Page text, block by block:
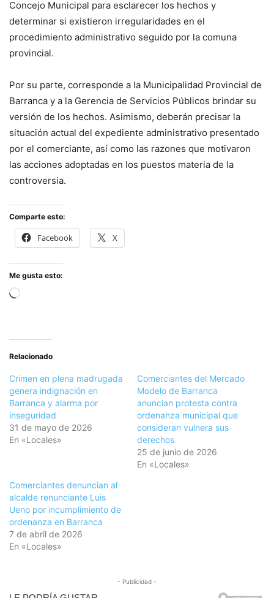
Concejo Municipal para esclarecer los hechos y
determinar si existieron irregularidades en el
procedimiento administrativo seguido por la comuna
provincial.
Por su parte, corresponde a la Municipalidad Provincial de
Barranca y a la Gerencia de Servicios Públicos brindar su
versión de los hechos. Asimismo, deberán precisar la
situación actual del expediente administrativo presentado
por el comerciante, así como las razones que motivaron
las acciones adoptadas en los puestos materia de la
controversia.
Comparte esto:
Facebook X
Me gusta esto:
Cargando...
Relacionado
Crimen en plena madrugada
genera indignación en
Barranca y alarma por
inseguridad
31 de mayo de 2026
En «Locales»
Comerciantes del Mercado
Modelo de Barranca
anuncian protesta contra
ordenanza municipal que
consideran vulnera sus
derechos
25 de junio de 2026
En «Locales»
Comerciantes denuncian al
alcalde renunciante Luis
Ueno por incumplimiento de
ordenanza en Barranca
7 de abril de 2026
En «Locales»
- Publicidad -